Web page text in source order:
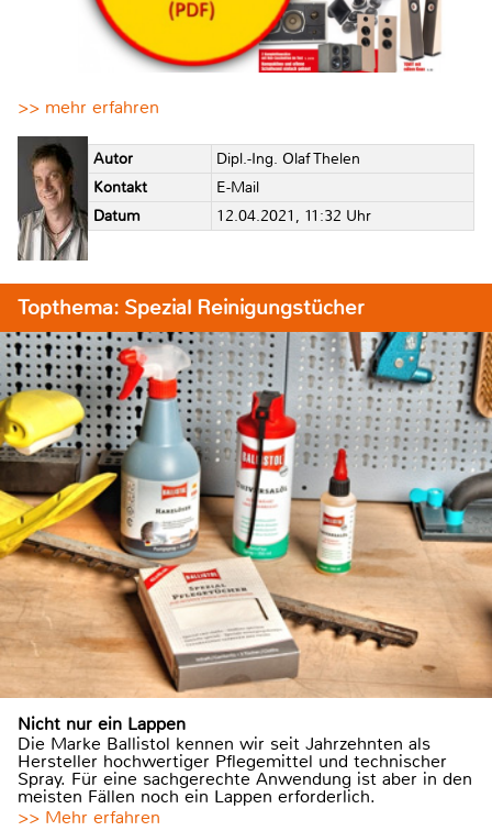
>> mehr erfahren
Autor
Dipl.-Ing. Olaf Thelen
Kontakt
E-Mail
Datum
12.04.2021, 11:32 Uhr
Topthema: Spezial Reinigungstücher
Nicht nur ein Lappen
Die Marke Ballistol kennen wir seit Jahrzehnten als
Hersteller hochwertiger Pflegemittel und technischer
Spray. Für eine sachgerechte Anwendung ist aber in den
meisten Fällen noch ein Lappen erforderlich.
>> Mehr erfahren